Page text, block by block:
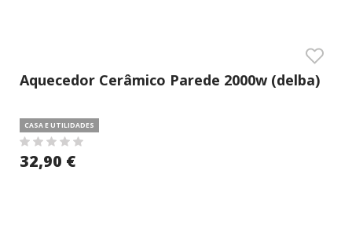
Aquecedor Cerâmico Parede 2000w (delba)
CASA E UTILIDADES
32,90 €